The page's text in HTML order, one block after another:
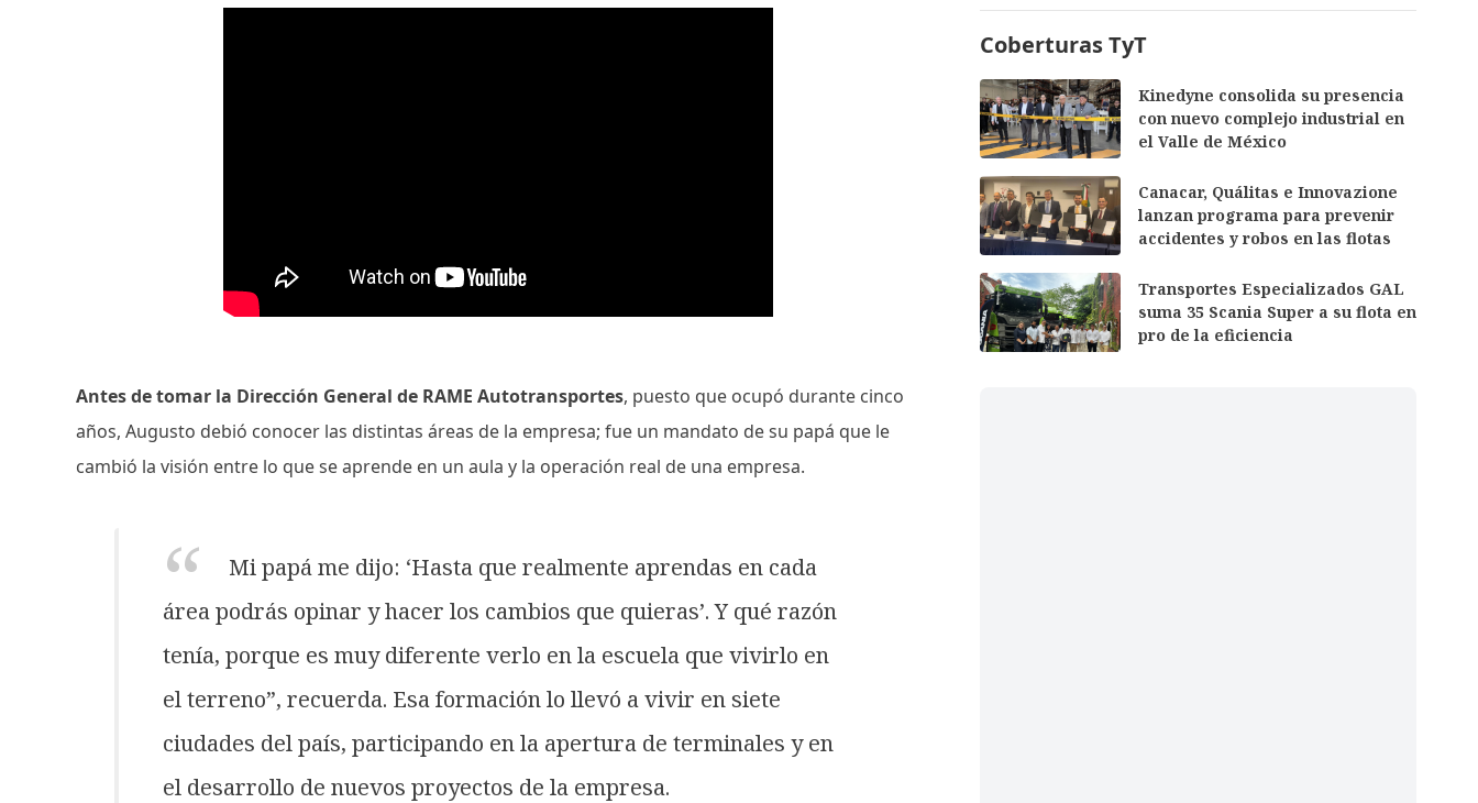
Antes de tomar la Dirección General de RAME Autotransportes, puesto que ocupó durante cinco
años, Augusto debió conocer las distintas áreas de la empresa; fue un mandato de su papá que le
cambió la visión entre lo que se aprende en un aula y la operación real de una empresa.
Mi papá me dijo: ‘Hasta que realmente aprendas en cada
área podrás opinar y hacer los cambios que quieras’. Y qué razón
tenía, porque es muy diferente verlo en la escuela que vivirlo en
el terreno”, recuerda. Esa formación lo llevó a vivir en siete
ciudades del país, participando en la apertura de terminales y en
el desarrollo de nuevos proyectos de la empresa.
Coberturas TyT
Kinedyne consolida su presencia
con nuevo complejo industrial en
el Valle de México
Canacar, Quálitas e Innovazione
lanzan programa para prevenir
accidentes y robos en las flotas
Transportes Especializados GAL
suma 35 Scania Super a su flota en
pro de la eficiencia